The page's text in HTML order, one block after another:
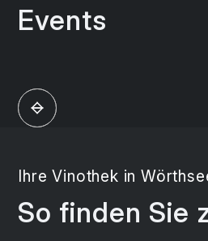
Events
Ihre Vinothek in
So finden Sie